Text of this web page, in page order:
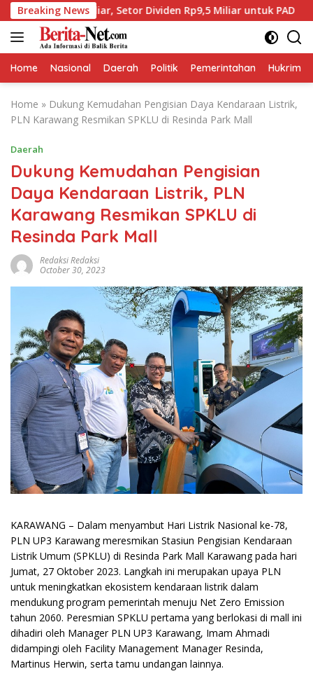
Skip
to
content
Breaking News
Miliar, Setor Dividen Rp9,5 Miliar untuk PAD BPJS
Home Nasional Daerah Politik Pemerintahan Hukrim
Home » Dukung Kemudahan Pengisian Daya Kendaraan Listrik,
PLN Karawang Resmikan SPKLU di Resinda Park Mall
Daerah
Dukung Kemudahan Pengisian
Daya Kendaraan Listrik, PLN
Karawang Resmikan SPKLU di
Resinda Park Mall
Redaksi Redaksi
October 30, 2023
KARAWANG – Dalam menyambut Hari Listrik Nasional ke-78,
PLN UP3 Karawang meresmikan Stasiun Pengisian Kendaraan
Listrik Umum (SPKLU) di Resinda Park Mall Karawang pada hari
Jumat, 27 Oktober 2023. Langkah ini merupakan upaya PLN
untuk meningkatkan ekosistem kendaraan listrik dalam
mendukung program pemerintah menuju Net Zero Emission
tahun 2060. Peresmian SPKLU pertama yang berlokasi di mall ini
dihadiri oleh Manager PLN UP3 Karawang, Imam Ahmadi
didampingi oleh Facility Management Manager Resinda,
Martinus Herwin, serta tamu undangan lainnya.